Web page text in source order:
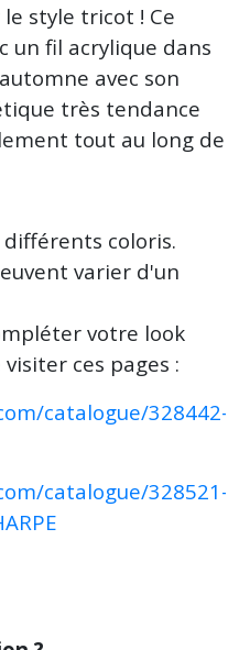
style tricot ! Ce
un fil acrylique dans
avec son
très tendance
tout au long de
coloris.
varier d'un
votre look
ces pages :
catalogue/328442-
catalogue/328521-